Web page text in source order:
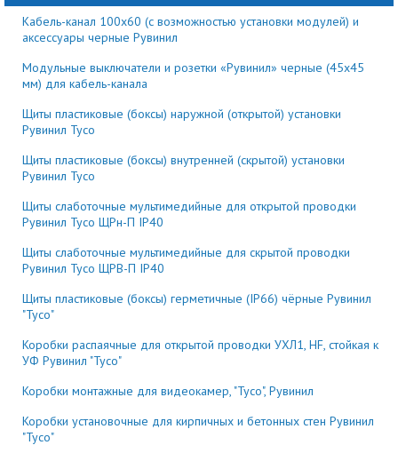
Кабель-канал 100x60 (с возможностью установки модулей) и
аксессуары черные Рувинил
Модульные выключатели и розетки «Рувинил» черные (45х45
мм) для кабель-канала
Щиты пластиковые (боксы) наружной (открытой) установки
Рувинил Тусо
Щиты пластиковые (боксы) внутренней (скрытой) установки
Рувинил Тусо
Щиты слаботочные мультимедийные для открытой проводки
Рувинил Тусо ЩРн-П IP40
Щиты слаботочные мультимедийные для скрытой проводки
Рувинил Тусо ЩРВ-П IP40
Щиты пластиковые (боксы) герметичные (IP66) чёрные Рувинил
"Тусо"
Коробки распаячные для открытой проводки УХЛ1, HF, стойкая к
УФ Рувинил "Тусо"
Коробки монтажные для видеокамер, "Тусо", Рувинил
Коробки установочные для кирпичных и бетонных стен Рувинил
"Тусо"